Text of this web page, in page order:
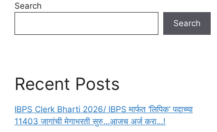
Search
Search
Recent Posts
IBPS Clerk Bharti 2026/ IBPS मार्फत ‘लिपिक’ पदाच्या
11403 जागांची मेगाभरती सुरु…आजच अर्ज करा…!